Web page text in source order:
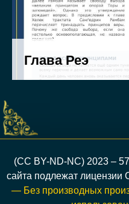
(CC BY-ND-NC) 2023 –
сайта подлежат лицензии
— Без производных